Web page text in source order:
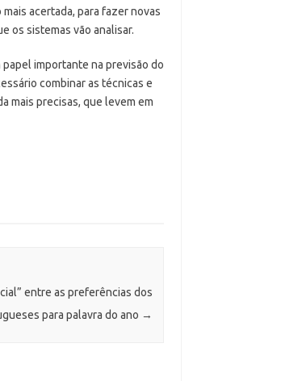
acertada, para fazer novas
os sistemas vão analisar.
importante na previsão do
combinar as técnicas e
mais precisas, que levem em
entre as preferências dos
para palavra do ano →